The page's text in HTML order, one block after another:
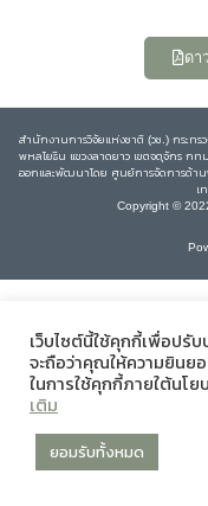
ดา
สำนักงานการวิจัยแห่งชาติ (วช.) กระท
พหลโยธิน แขวงลาดยาว เขตจตุจักร
ออกและพัฒนาโดย ศูนย์การจัดการด้า
เ
Copyright ©
เว็บไซต์นี้ใช้คุกกี้เพื่อปรั
จะถือว่าคุณให้ความยินย
ในการใช้คุกกี้ภายใต้นโย
เติม
ยอมรับทั้งหมด